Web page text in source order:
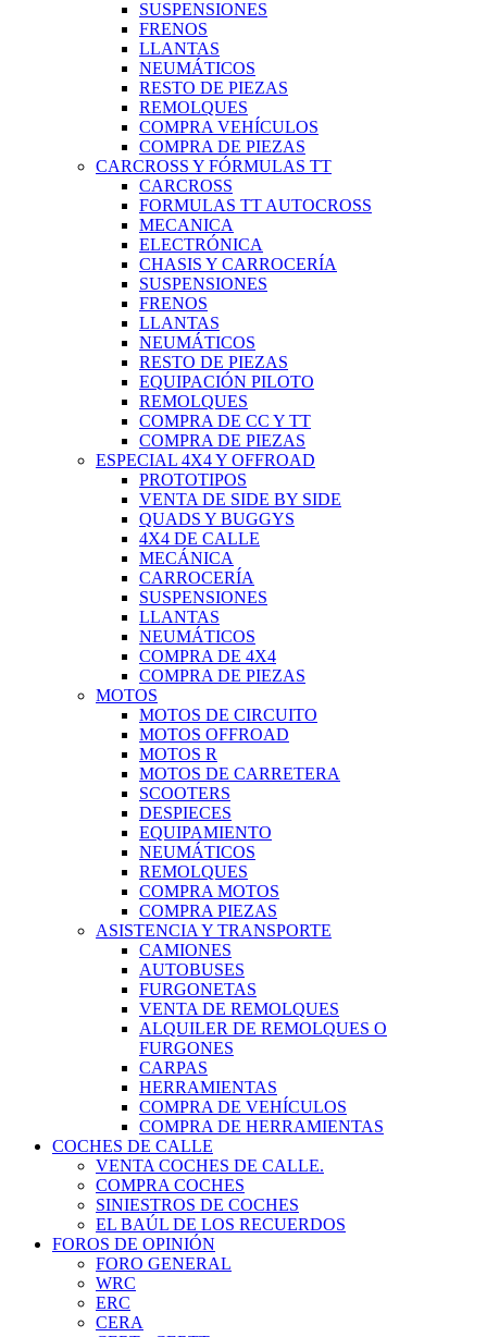
SUSPENSIONES
FRENOS
LLANTAS
NEUMÁTICOS
RESTO DE PIEZAS
REMOLQUES
COMPRA VEHÍCULOS
COMPRA DE PIEZAS
CARCROSS Y FÓRMULAS TT
CARCROSS
FORMULAS TT AUTOCROSS
MECANICA
ELECTRÓNICA
CHASIS Y CARROCERÍA
SUSPENSIONES
FRENOS
LLANTAS
NEUMÁTICOS
RESTO DE PIEZAS
EQUIPACIÓN PILOTO
REMOLQUES
COMPRA DE CC Y TT
COMPRA DE PIEZAS
ESPECIAL 4X4 Y OFFROAD
PROTOTIPOS
VENTA DE SIDE BY SIDE
QUADS Y BUGGYS
4X4 DE CALLE
MECÁNICA
CARROCERÍA
SUSPENSIONES
LLANTAS
NEUMÁTICOS
COMPRA DE 4X4
COMPRA DE PIEZAS
MOTOS
MOTOS DE CIRCUITO
MOTOS OFFROAD
MOTOS R
MOTOS DE CARRETERA
SCOOTERS
DESPIECES
EQUIPAMIENTO
NEUMÁTICOS
REMOLQUES
COMPRA MOTOS
COMPRA PIEZAS
ASISTENCIA Y TRANSPORTE
CAMIONES
AUTOBUSES
FURGONETAS
VENTA DE REMOLQUES
ALQUILER DE REMOLQUES O
FURGONES
CARPAS
HERRAMIENTAS
COMPRA DE VEHÍCULOS
COMPRA DE HERRAMIENTAS
COCHES DE CALLE
VENTA COCHES DE CALLE.
COMPRA COCHES
SINIESTROS DE COCHES
EL BAÚL DE LOS RECUERDOS
FOROS DE OPINIÓN
FORO GENERAL
WRC
ERC
CERA